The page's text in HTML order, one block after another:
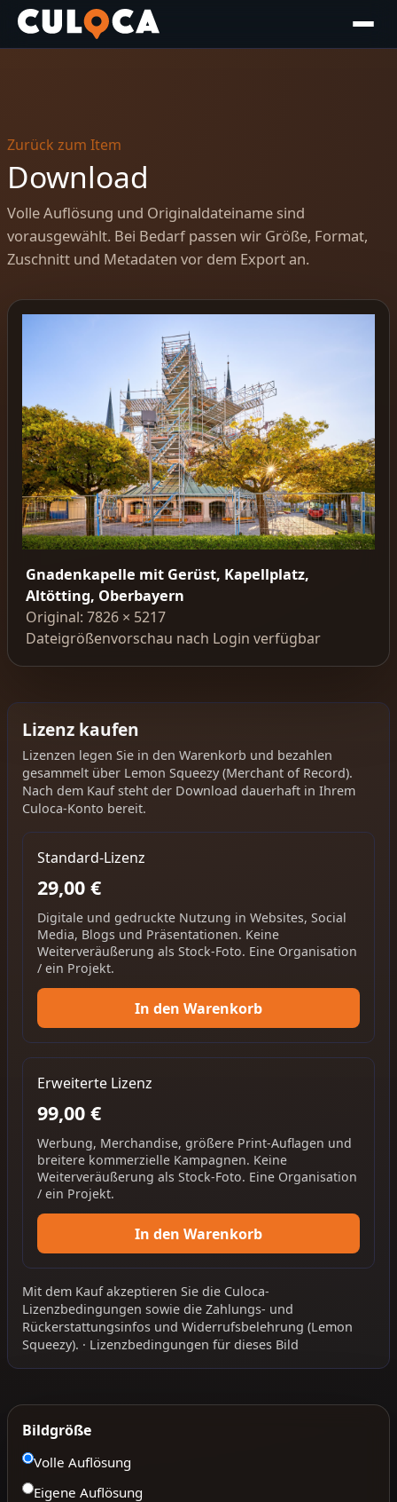
Zurück zum Item
Download
Volle Auflösung und Originaldateiname sind
vorausgewählt. Bei Bedarf passen wir Größe, Format,
Zuschnitt und Metadaten vor dem Export an.
Gnadenkapelle mit Gerüst, Kapellplatz,
Altötting, Oberbayern
Original: 7826 × 5217
Dateigrößenvorschau nach Login verfügbar
Lizenz kaufen
Lizenzen legen Sie in den Warenkorb und bezahlen
gesammelt über Lemon Squeezy (Merchant of Record).
Nach dem Kauf steht der Download dauerhaft in Ihrem
Culoca-Konto bereit.
Standard-Lizenz
29,00 €
Digitale und gedruckte Nutzung in Websites, Social
Media, Blogs und Präsentationen. Keine
Weiterveräußerung als Stock-Foto. Eine Organisation
/ ein Projekt.
In den Warenkorb
Erweiterte Lizenz
99,00 €
Werbung, Merchandise, größere Print-Auflagen und
breitere kommerzielle Kampagnen. Keine
Weiterveräußerung als Stock-Foto. Eine Organisation
/ ein Projekt.
In den Warenkorb
Mit dem Kauf akzeptieren Sie die Culoca-
Lizenzbedingungen sowie die Zahlungs- und
Rückerstattungsinfos und Widerrufsbelehrung (Lemon
Squeezy). · Lizenzbedingungen für dieses Bild
Bildgröße
Volle Auflösung
Eigene Auflösung